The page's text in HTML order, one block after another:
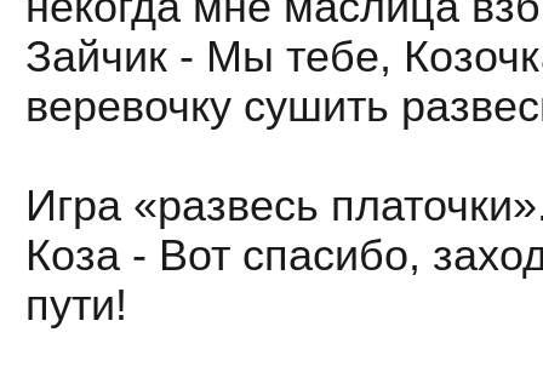
Зайчик - Мы тебе,
веревочку сушить
Игра «развесь
Коза - Вот спасибо,
пути!